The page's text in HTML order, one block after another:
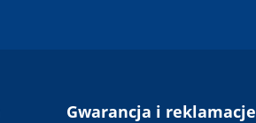
Gwarancja i reklamacje